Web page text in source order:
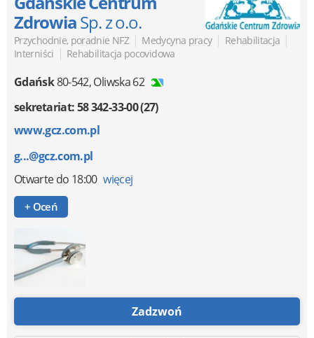
ZdrowiaSp. z o.o.
Przychodnie, poradnie NFZ | Medycyna pracy | Rehabilitacja |
Interniści | Rehabilitacja pocovidowa
Gdańsk80-542,Oliwska 62
sekretariat: 58 342-33-00 (27)
www.gcz.com.pl
g...@gcz.com.pl
Otwartedo 18:00 więcej
+ Oceń
Zadzwoń